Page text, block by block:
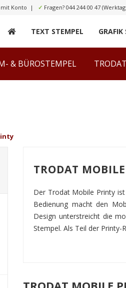
mit Konto | ✓ Fragen? 044 244 00 47
TEXT STEMPEL GRAFIK
& BÜROSTEMPEL
TRODAT
Der Trodat Mobile Printy
Bedienung macht den
Design unterstreicht die
Stempel. Als Teil der